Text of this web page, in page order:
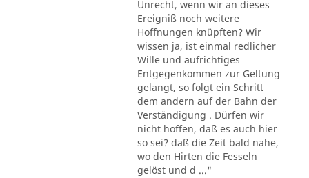
Unrecht, wenn wir an dieses
Ereigniß noch weitere
Hoffnungen knüpften? Wir
wissen ja, ist einmal redlicher
Wille und aufrichtiges
Entgegenkommen zur Geltung
gelangt, so folgt ein Schritt
dem andern auf der Bahn der
Verständigung . Dürfen wir
nicht hoffen, daß es auch hier
so sei? daß die Zeit bald nahe,
wo den Hirten die Fesseln
gelöst und d ..."